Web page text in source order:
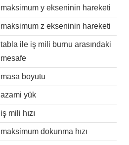
maksimum y ekseninin hareketi
maksimum z ekseninin hareketi
tabla ile iş mili burnu arasındaki
mesafe
masa boyutu
azami yük
iş mili hızı
maksimum dokunma hızı